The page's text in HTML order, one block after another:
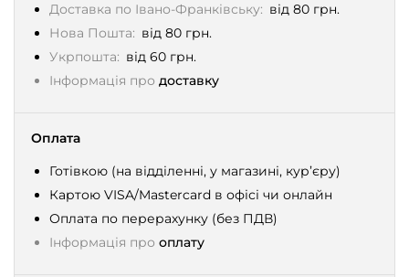
Доставка по Івано-Франківську: від 80 грн.
Нова Пошта: від 80 грн.
Укрпошта: від 60 грн.
Інформація про доставку
Оплата
Готівкою (на відділенні, у магазині, кур’єру)
Картою VISA/Mastercard в офісі чи онлайн
Оплата по перерахунку (без ПДВ)
Інформація про оплату